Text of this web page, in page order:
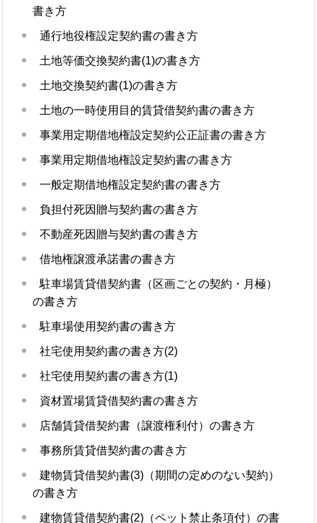
書き方
通行地役権設定契約書の書き方
土地等価交換契約書(1)の書き方
土地交換契約書(1)の書き方
土地の一時使用目的賃貸借契約書の書き方
事業用定期借地権設定契約公正証書の書き方
事業用定期借地権設定契約書の書き方
一般定期借地権設定契約書の書き方
負担付死因贈与契約書の書き方
不動産死因贈与契約書の書き方
借地権譲渡承諾書の書き方
駐車場賃貸借契約書（区画ごとの契約・月極）
の書き方
駐車場使用契約書の書き方
社宅使用契約書の書き方(2)
社宅使用契約書の書き方(1)
資材置場賃貸借契約書の書き方
店舗賃貸借契約書（譲渡権利付）の書き方
事務所賃貸借契約書の書き方
建物賃貸借契約書(3)（期間の定めのない契約）
の書き方
建物賃貸借契約書(2)（ペット禁止条項付）の書